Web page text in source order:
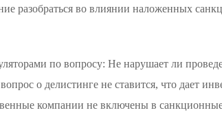
разобраться во влиянии наложенных
по вопросу: Не нарушает ли
о делистинге не ставится, что дает
компании не включены в